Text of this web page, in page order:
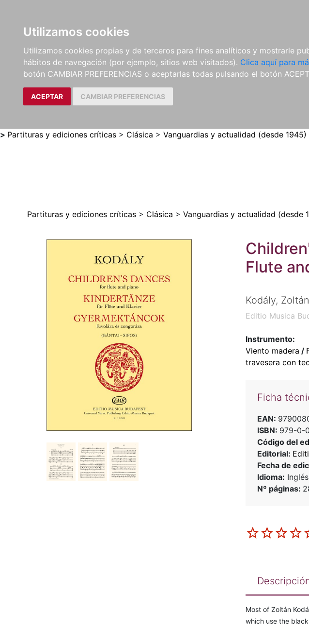
Utilizamos cookies
Utilizamos cookies propias y de terceros para fines analíticos y mostrarle
hábitos de navegación (por ejemplo, sitios web visitados). Clica aquí para
botón CAMBIAR PREFERENCIAS o aceptarlas todas pulsando el botón
ACEPTAR CAMBIAR PREFERENCIAS
LIBROS
MÉTODOS Y
EJERCICIOS
PARTITURAS Y EDICIONES
CRÍTICAS
REVISTAS
> Partituras y ediciones críticas > Clásica > Vanguardias y actualidad (desde 1945)
Partituras y ediciones críticas > Clásica > Vanguardias y actualidad (desde
Flute
Kodály, Zoltán
Editio Musica
Instrumento:
Viento madera /
travesera con
Ficha
EAN:
ISBN: 979-0-
Código del
Editorial:
Fecha de
Idioma:
Nº páginas:
Most of Zoltán
which use the